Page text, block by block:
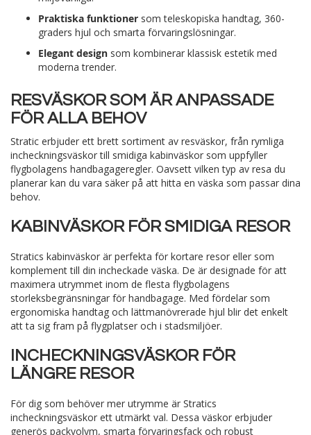
Praktiska funktioner som teleskopiska handtag, 360-
graders hjul och smarta förvaringslösningar.
Elegant design som kombinerar klassisk estetik med
moderna trender.
RESVÄSKOR SOM ÄR ANPASSADE
FÖR ALLA BEHOV
Stratic erbjuder ett brett sortiment av resväskor, från rymliga
incheckningsväskor till smidiga kabinväskor som uppfyller
flygbolagens handbagageregler. Oavsett vilken typ av resa du
planerar kan du vara säker på att hitta en väska som passar dina
behov.
KABINVÄSKOR FÖR SMIDIGA RESOR
Stratics kabinväskor är perfekta för kortare resor eller som
komplement till din incheckade väska. De är designade för att
maximera utrymmet inom de flesta flygbolagens
storleksbegränsningar för handbagage. Med fördelar som
ergonomiska handtag och lättmanövrerade hjul blir det enkelt
att ta sig fram på flygplatser och i stadsmiljöer.
INCHECKNINGSVÄSKOR FÖR
LÄNGRE RESOR
För dig som behöver mer utrymme är Stratics
incheckningsväskor ett utmärkt val. Dessa väskor erbjuder
generös packvolym, smarta förvaringsfack och robust